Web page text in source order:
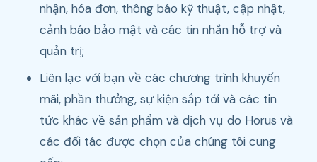
nhận, hóa đơn, thông báo kỹ thuật, cập nhật,
cảnh báo bảo mật và các tin nhắn hỗ trợ và
quản trị;
Liên lạc với bạn về các chương trình khuyến
mãi, phần thưởng, sự kiện sắp tới và các tin
tức khác về sản phẩm và dịch vụ do Horus và
các đối tác được chọn của chúng tôi cung